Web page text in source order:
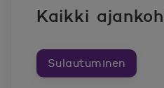
Kaikki
Sulautuminen